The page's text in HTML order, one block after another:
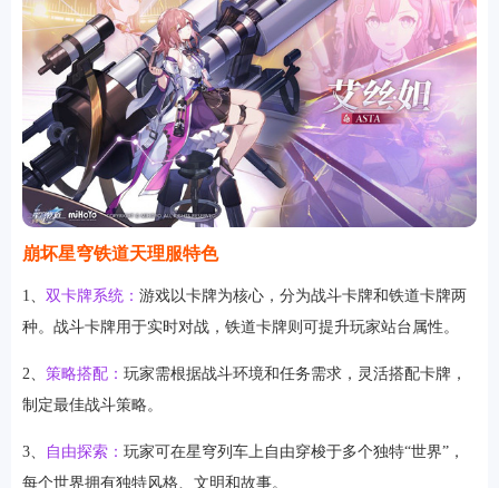
崩坏星穹铁道天理服特色
1、 双卡牌系统： 游戏以卡牌为核心，分为战斗卡牌和铁道卡牌两
种。战斗卡牌用于实时对战，铁道卡牌则可提升玩家站台属性。
2、 策略搭配： 玩家需根据战斗环境和任务需求，灵活搭配卡牌，
制定最佳战斗策略。
3、 自由探索： 玩家可在星穹列车上自由穿梭于多个独特“世界”，
每个世界拥有独特风格、文明和故事。